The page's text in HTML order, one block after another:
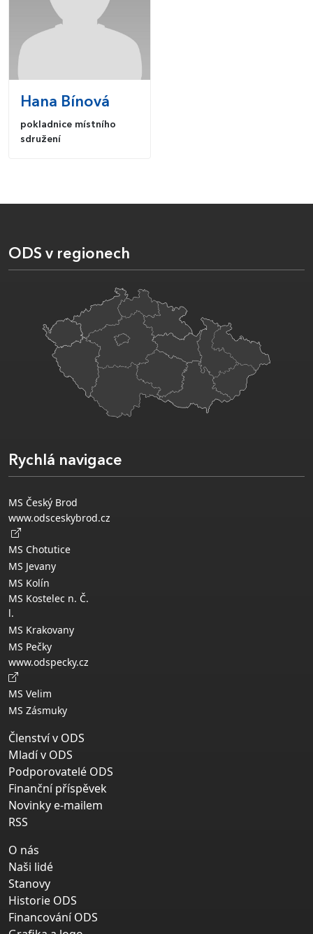
Hana Bínová
pokladnice místního
sdružení
ODS v regionech
Rychlá navigace
MS Český Brod
www.odsceskybrod.cz
MS Chotutice
MS Jevany
MS Kolín
MS Kostelec n. Č.
l.
MS Krakovany
MS Pečky
www.odspecky.cz
MS Velim
MS Zásmuky
Členství v ODS
Mladí v ODS
Podporovatelé ODS
Finanční příspěvek
Novinky e-mailem
RSS
O nás
Naši lidé
Stanovy
Historie ODS
Financování ODS